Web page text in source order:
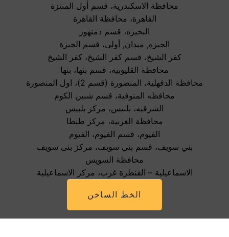
محافظة الاسكندرية، قسم أول المنتزة
القاهرة، محافظة القاهرة
البحيره، قسم دمنهور
الجيزه, ميدان, أولى، قسم الجيزة
كفر الشيخ، قسم كفر الشيخ، كفر الشيخ
محافظة القليوبية، قسم بنها، بنها
محافظة الدقهلية، المنصورة (قسم 2)، اول المنصورة
محافظه المنوفية، قسم شبين الكوم
الشرقيه، بلبيس، مركز بلبيس
محافظة الغربية، مركز طنطا
الفيوم، قسم الفيوم، الفيوم
بني سويف، قسم بني سويف، مركز بنى سويف
محافظة السويس
الاسماعيلية – القنطرة غرب، مركز الاسماعيلية
الخط الساخن